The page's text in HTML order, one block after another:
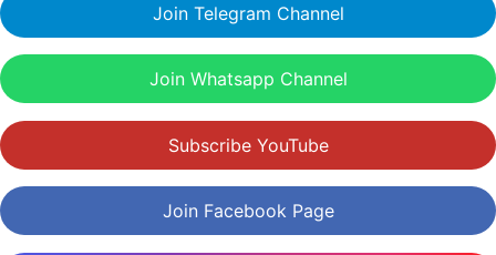
Join Telegram Channel
Join Whatsapp Channel
Subscribe YouTube
Join Facebook Page